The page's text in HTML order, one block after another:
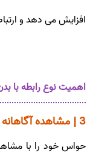
افزایش می دهد و
اهمیت نوع رابطه با
3 | مشاهده آگاهانه
حواس خود را با